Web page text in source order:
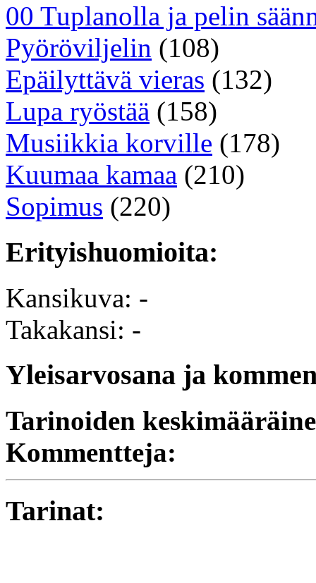
00 Tuplanolla ja pelin
Pyöröviljelin (108)
Epäilyttävä vieras (132)
Lupa ryöstää (158)
Musiikkia korville (178)
Kuumaa kamaa (210)
Sopimus (220)
Erityishuomioita:
Kansikuva: -
Takakansi: -
Yleisarvosana ja
Tarinoiden
Kommentteja:
Tarinat: